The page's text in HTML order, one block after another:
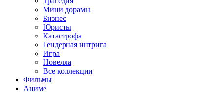
Мини дорамы
Бизнес
Юристы
Катастрофа
Гендерная интрига
Игра
Новелла
Все коллекции
Фильмы
Аниме